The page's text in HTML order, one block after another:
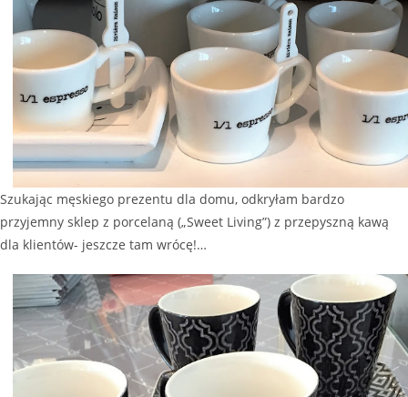
Szukając męskiego prezentu dla domu, odkryłam bardzo
przyjemny sklep z porcelaną („Sweet Living”) z przepyszną kawą
dla klientów- jeszcze tam wrócę!…